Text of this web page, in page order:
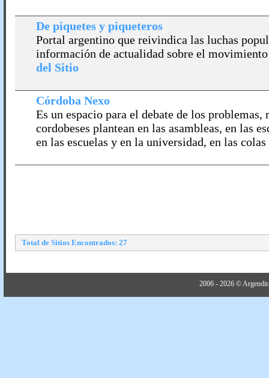
De piquetes y piqueteros
Portal argentino que reivindica las luchas
información de actualidad sobre el
del Sitio
Córdoba Nexo
Es un espacio para el debate de los
cordobeses plantean en las asambleas, en las
en las escuelas y en la universidad, en las
Total de Sitios Encontrados: 27
2006 - 2026 ©